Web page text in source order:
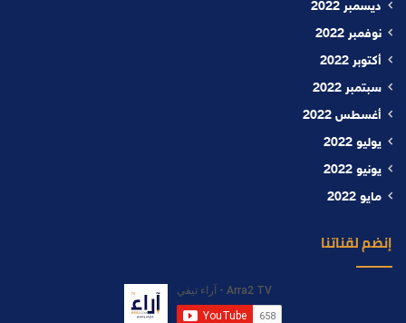
ديسمبر 2022
نوفمبر 2022
أكتوبر 2022
سبتمبر 2022
أغسطس 2022
يوليو 2022
يونيو 2022
مايو 2022
إنضم لقناتنا